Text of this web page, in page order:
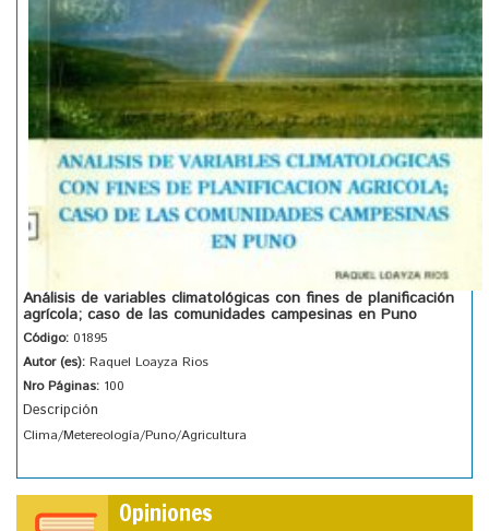
Análisis de variables climatológicas con fines de planificación
agrícola; caso de las comunidades campesinas en Puno
Código: 01895
Autor (es): Raquel Loayza Rios
Nro Páginas: 100
Descripción
Clima/Metereología/Puno/Agricultura
Opiniones